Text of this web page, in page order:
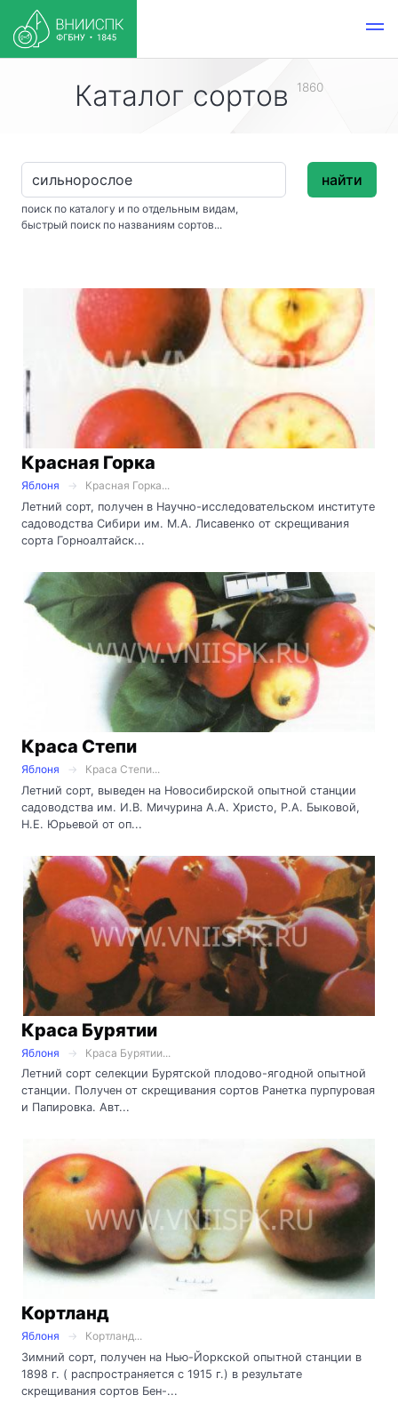
Каталог сортов 1860
поиск по каталогу и по отдельным видам,
быстрый поиск по названиям сортов...
найти
Красная Горка
Яблоня
Красная Горка...
Летний сорт, получен в Научно-исследовательском институте
садоводства Сибири им. М.А. Лисавенко от скрещивания
сорта Горноалтайск...
Краса Степи
Яблоня
Краса Степи...
Летний сорт, выведен на Новосибирской опытной станции
садоводства им. И.В. Мичурина А.А. Христо, Р.А. Быковой,
Н.Е. Юрьевой от оп...
Краса Бурятии
Яблоня
Краса Бурятии...
Летний сорт селекции Бурятской плодово-ягодной опытной
станции. Получен от скрещивания сортов Ранетка пурпуровая
и Папировка. Авт...
Кортланд
Яблоня
Кортланд...
Зимний сорт, получен на Нью-Йоркской опытной станции в
1898 г. ( распространяется с 1915 г.) в результате
скрещивания сортов Бен-...